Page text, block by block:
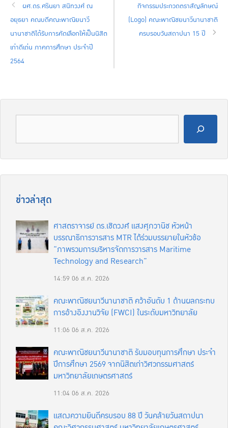
ผศ.ดร.ศรินยา สนิทวงศ์ ณ
อยุธยา คณบดีคณะพาณิยนาวี
นานาชาติได้รับการคัดเลือกให้เป็นนิสิต
เก่าดีเด่น ภาคการศึกษา ประจำปี
2564
กิจกรรมประกวดตราสัญลักษณ์
(Logo) คณะพาณิชยนาวีนานาชาติ
ครบรอบวันสถาปนา 15 ปี
ข่าวล่าสุด
ศาสตราจารย์ ดร.เชิดวงศ์ แสงศุภวานิช หัวหน้า
บรรณาธิการวารสาร MTR ได้ร่วมบรรยายในหัวข้อ
“ภาพรวมการบริหารจัดการวารสาร Maritime
Technology and Research”
14:59 06 ส.ค. 2026
คณะพาณิชยนาวีนานาชาติ คว้าอันดับ 1 ด้านผลกระทบ
การอ้างอิงงานวิจัย (FWCI) ในระดับมหาวิทยาลัย
11:06 06 ส.ค. 2026
คณะพาณิชยนาวีนานาชาติ รับมอบทุนการศึกษา ประจำ
ปีการศึกษา 2569 จากนิสิตเก่าวิศวกรรมศาสตร์
มหาวิทยาลัยเกษตรศาสตร์
11:0406 ส.ค. 2026
แสดงความยินดีครบรอบ 88 ปี วันคล้ายวันสถาปนา